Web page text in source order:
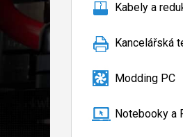
Kabely a
Kancelářská
Modding PC
Notebooky a